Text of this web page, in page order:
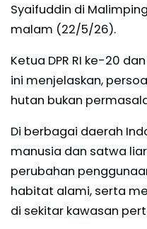
Syaifuddin di
malam (22/5/26).
Ketua DPR RI ke-20
ini menjelaskan,
hutan bukan
Di berbagai daerah
manusia dan satwa
perubahan
habitat alami, serta
di sekitar kawasan